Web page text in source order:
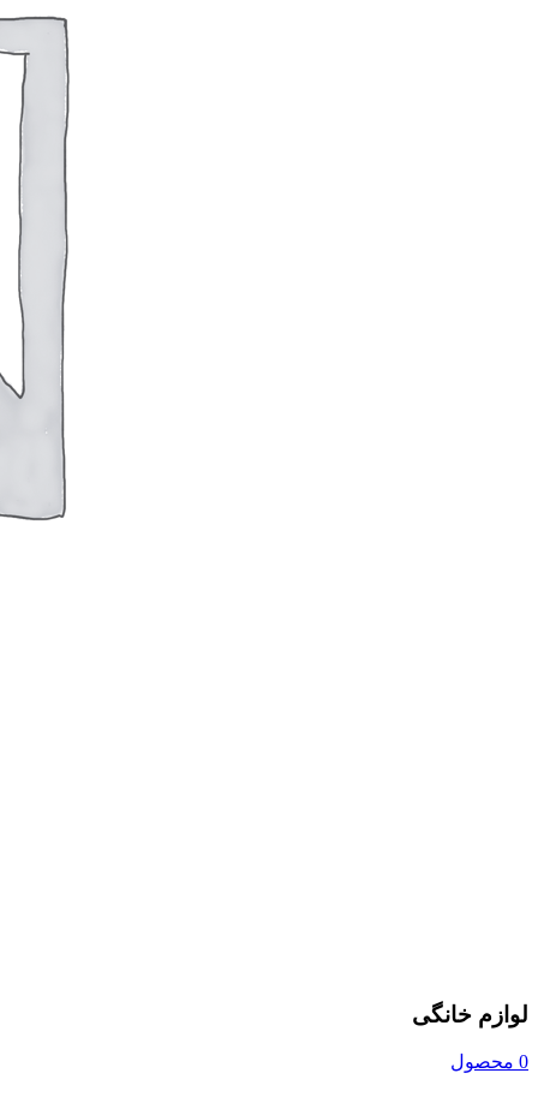
لوازم خانگی
0 محصول